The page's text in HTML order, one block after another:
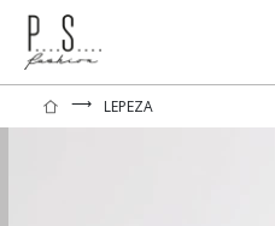
⟶ LEPEZA